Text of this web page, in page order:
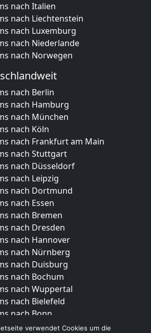
nach Italien
nach Liechtenstein
nach Luxemburg
nach Niederlande
nach Norwegen
nach Berlin
nach Hamburg
nach München
nach Köln
nach Frankfurt am Main
nach Stuttgart
nach Düsseldorf
nach Leipzig
nach Dortmund
nach Essen
nach Bremen
nach Dresden
nach Hannover
nach Nürnberg
nach Duisburg
nach Bochum
nach Wuppertal
nach Bielefeld
nach Bonn
nach Münster
verwendet Cookies um die